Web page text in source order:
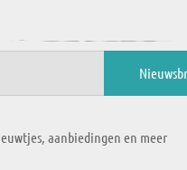
aanbiedingen en meer